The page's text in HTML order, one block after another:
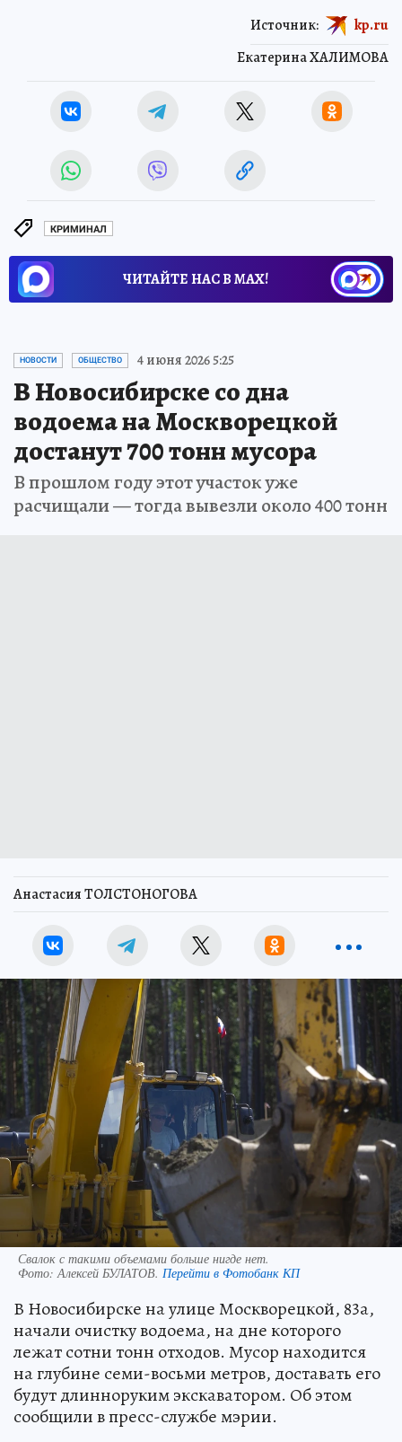
Екатерина ХАЛИМОВА
Источник: kp.ru
КРИМИНАЛ
ЧИТАЙТЕ НАС В МАХ!
НОВОСТИ ОБЩЕСТВО 4 июня 2026 5:25
В Новосибирске со дна
водоема на Москворецкой
достанут 700 тонн мусора
В прошлом году этот участок уже
расчищали — тогда вывезли около 400 тонн
Анастасия ТОЛСТОНОГОВА
Свалок с такими объемами больше нигде нет.
Фото:Алексей БУЛАТОВ. Перейти в Фотобанк КП
В Новосибирске на улице Москворецкой, 83а,
начали очистку водоема, на дне которого
лежат сотни тонн отходов. Мусор находится
на глубине семи-восьми метров, доставать его
будут длинноруким экскаватором. Об этом
сообщили в пресс-службе мэрии.